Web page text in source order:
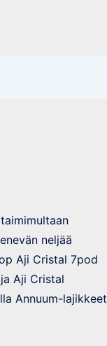
neljää
Aji Cristal 7pod
Aji Cristal
Annuum-lajikkeet